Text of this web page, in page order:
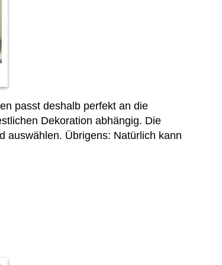
passt deshalb perfekt an die
Dekoration abhängig. Die
auswählen. Übrigens: Natürlich kann